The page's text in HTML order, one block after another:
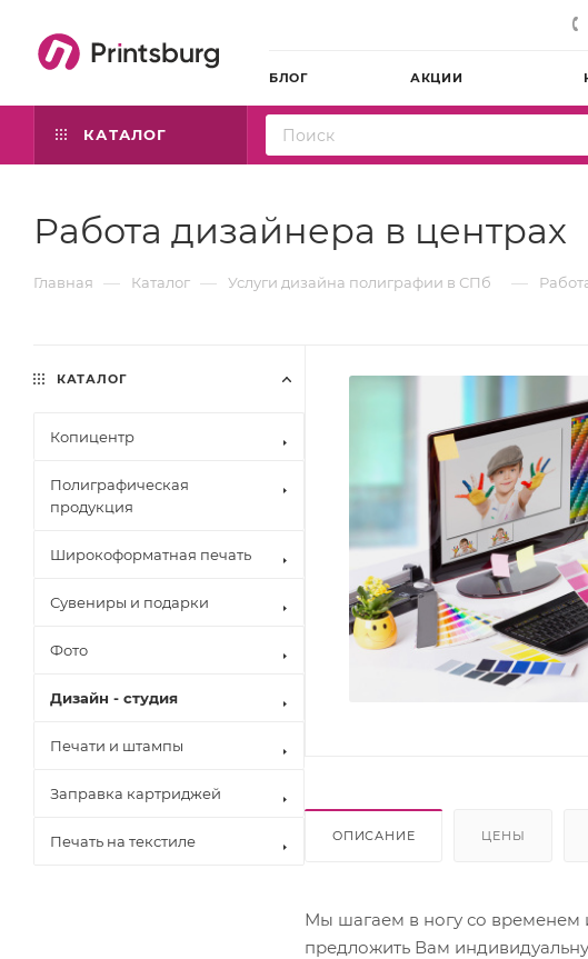
БЛОГ АКЦИИ
КАТАЛОГ
Работа дизайнера в центрах
Главная — Каталог — Услуги дизайна полиграфии в СПб —
ОПИСАНИЕ ЦЕНЫ
Мы шагаем в ногу со
предложить Вам
КАТАЛОГ
Копицентр
Полиграфическая
продукция
Широкоформатная печать
Сувениры и подарки
Фото
Дизайн - студия
Печати и штампы
Заправка картриджей
Epson
Hewlett Packard
Печать на текстиле